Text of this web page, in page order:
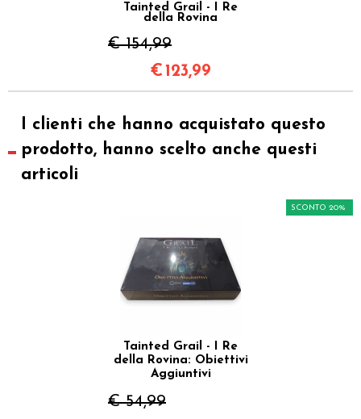
Tainted Grail - I Re
della Rovina
€ 154,99
€ 123,99
I clienti che hanno acquistato questo
prodotto, hanno scelto anche questi
articoli
Tainted Grail - I Re
della Rovina: Obiettivi
Aggiuntivi
€ 54,99
SCONTO 20%